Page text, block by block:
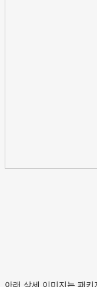
아래 상세 이미지는 패